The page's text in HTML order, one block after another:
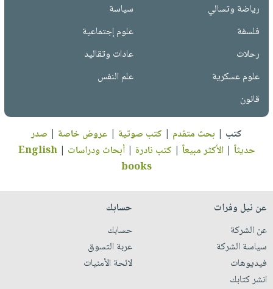
رياضة وتسالي
سياسة
فلسفة
علوم إجتماعية
رحلات
عادات وتقاليد
علوم عسكرية
علم النفس
قانون
كتب | بحث متقدم | كتب صوتية | عروض خاصة | صدر
حديثاً |الأكثر مبيعاً | كتب نادرة |أبحاث ودراسات |
English
books
عن نيل وفرات
عن الشركة
سياسة الشركة
فيديوهات
انشر كتابك
حسابك
حسابك
عربة التسوق
لائحة الأمنيات